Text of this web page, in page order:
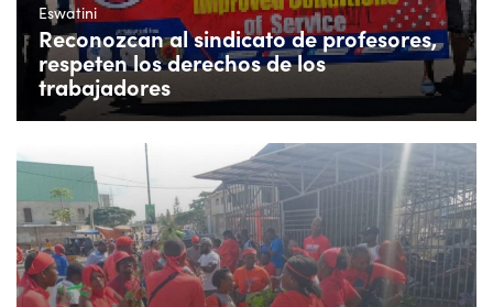
Eswatini
Reconozcan al sindicato de profesores,
respeten los derechos de los
trabajadores